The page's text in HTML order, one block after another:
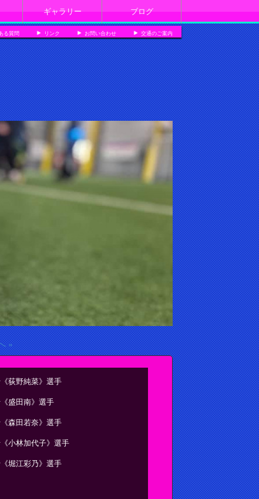
ギャラリー ブログ
る質問 リンク お問い合わせ 交通のご案内
»
荻野純菜》選手
盛田南》選手
森田若奈》選手
小林加代子》選手
堀江彩乃》選手